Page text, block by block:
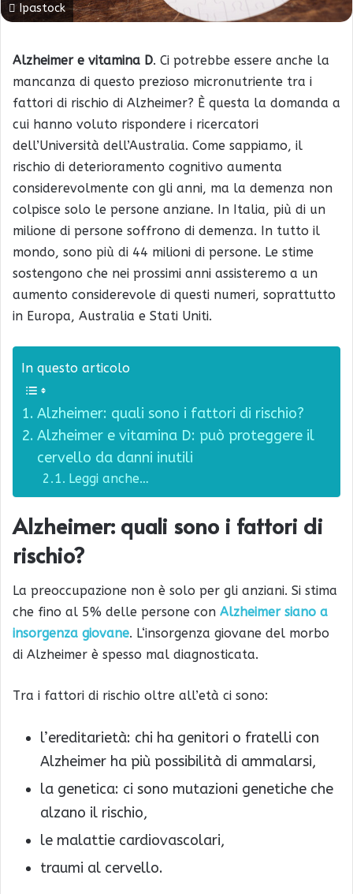
Ipastock
Alzheimer e vitamina D. Ci potrebbe essere anche la
mancanza di questo prezioso micronutriente tra i
fattori di rischio di Alzheimer? È questa la domanda a
cui hanno voluto rispondere i ricercatori
dell’Università dell’Australia. Come sappiamo, il
rischio di deterioramento cognitivo aumenta
considerevolmente con gli anni, ma la demenza non
colpisce solo le persone anziane. In Italia, più di un
milione di persone soffrono di demenza. In tutto il
mondo, sono più di 44 milioni di persone. Le stime
sostengono che nei prossimi anni assisteremo a un
aumento considerevole di questi numeri, soprattutto
in Europa, Australia e Stati Uniti.
In questo articolo
Alzheimer: quali sono i fattori di rischio?
Alzheimer e vitamina D: può proteggere il
cervello da danni inutili
Leggi anche…
Alzheimer: quali sono i fattori di
rischio?
La preoccupazione non è solo per gli anziani. Si stima
che fino al 5% delle persone con Alzheimer siano a
insorgenza giovane. L‘insorgenza giovane del morbo
di Alzheimer è spesso mal diagnosticata.
Tra i fattori di rischio oltre all’età ci sono:
l’ereditarietà: chi ha genitori o fratelli con
Alzheimer ha più possibilità di ammalarsi,
la genetica: ci sono mutazioni genetiche che
alzano il rischio,
le malattie cardiovascolari,
traumi al cervello.